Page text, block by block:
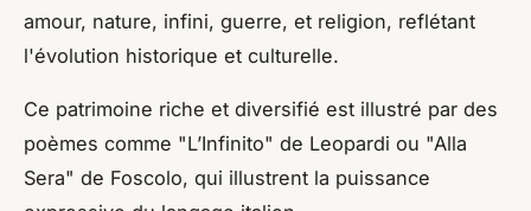
amour, nature, infini, guerre, et religion, reflétant
l'évolution historique et culturelle.
Ce patrimoine riche et diversifié est illustré par des
poèmes comme "L’Infinito" de Leopardi ou "Alla
Sera" de Foscolo, qui illustrent la puissance